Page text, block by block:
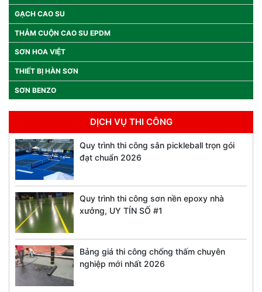
GẠCH CAO SU
THẢM CUỘN CAO SU EPDM
SƠN HOA VIỆT
THIẾT BỊ HÀN SƠN
SƠN BENZO
DỊCH VỤ THI CÔNG
Quy trình thi công sân pickleball trọn gói
đạt chuẩn 2026
Quy trình thi công sơn nền epoxy nhà
xưởng, UY TÍN SỐ #1
Bảng giá thi công chống thấm chuyên
nghiệp mới nhất 2026